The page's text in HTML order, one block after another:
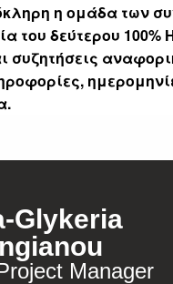
η ομάδα των
του δεύτερου 100%
συζητήσεις
Glykeria
Manager